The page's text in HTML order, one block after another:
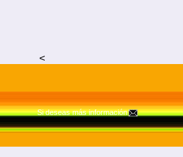
<
Si deseas más información